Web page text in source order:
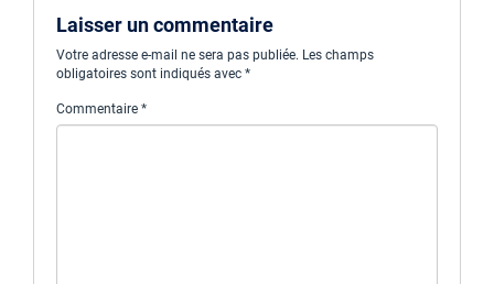
Laisser un commentaire
Votre adresse e-mail ne sera pas publiée. Les champs
obligatoires sont indiqués avec *
Commentaire *